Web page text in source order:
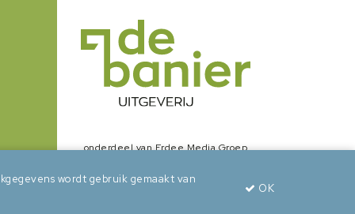
onderdeel van Erdee Media Groep
wordt gebruik gemaakt van
OK